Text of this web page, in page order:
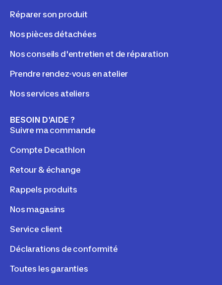
Réparer son produit
Nos pièces détachées
Nos conseils d'entretien et de réparation
Prendre rendez-vous en atelier
Nos services ateliers
BESOIN D'AIDE ?
Suivre ma commande
Compte Decathlon
Retour & échange
Rappels produits
Nos magasins
Service client
Déclarations de conformité
Toutes les garanties